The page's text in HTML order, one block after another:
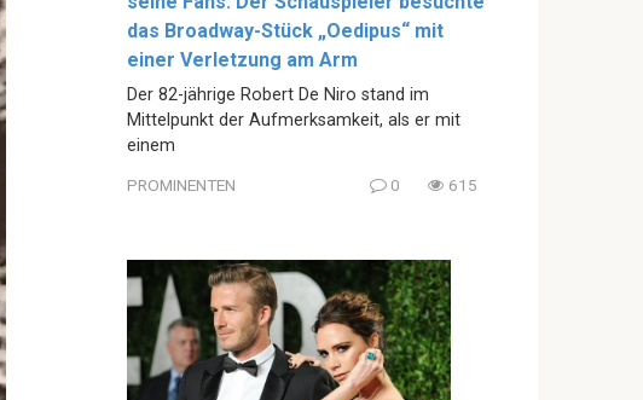
das Broadway-Stück „Oedipus“ mit
einer Verletzung am Arm
Der 82-jährige Robert De Niro stand im
Mittelpunkt der Aufmerksamkeit, als er mit
einem
PROMINENTEN 0 615